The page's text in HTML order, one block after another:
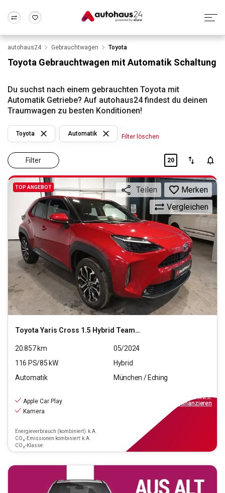
Wir bewerten dein Auto
Alle Fragen & Antworten
Rund um die Inzahlungnahme
Frankfurt Wuppertal
autohaus24 Gebrauchtwagen Toyota
Toyota Gebrauchtwagen mit Automatik Schaltung
Du suchst nach einem gebrauchten Toyota mit
Automatik Getriebe? Auf autohaus24 findest du deinen
Traumwagen zu besten Konditionen!
Filter
Toyota Automatik Filter löschen
20
TOP ANGEBOT
ToyotaYaris Cross 1.5 Hybrid Team D
Vergleichen
Teilen Merken
20.857km
05/2024
116 PS/85 kW
Hybrid
Automatik
München / Eching
Apple Car Play
Kamera
Energieverbrauch (kombiniert): k.A.
CO₂-Emissionen kombiniert: k.A.
CO₂-Klasse:
inkl.MwSt.
finanzieren